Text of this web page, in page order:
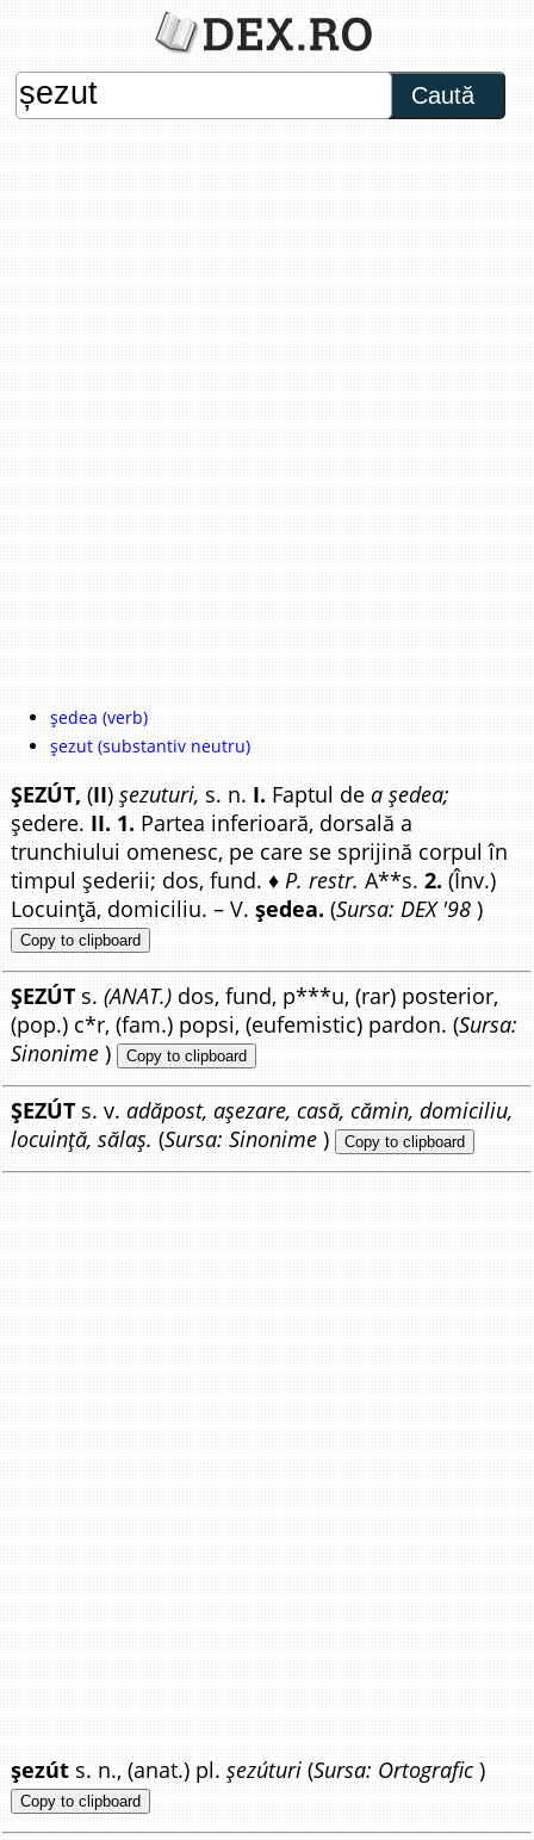
Caută
ședea (verb)
șezut (substantiv neutru)
ȘEZÚT, (II)șezuturi, s. n. I. Faptul dea ședea;
ședere. II. 1. Partea inferioară, dorsală a
trunchiului omenesc, pe care se sprijină corpul în
timpul șederii; dos, fund. ♦P. restr. A**s.2. (Înv.)
Locuință, domiciliu. – V.ședea. (Sursa: DEX '98 )
Copy to clipboard
ȘEZÚT s.(ANAT.) dos, fund, p***u, (rar) posterior,
(pop.) c*r, (fam.) popsi, (eufemistic) pardon. (Sursa:
Sinonime ) Copy to clipboard
ȘEZÚT s. v.adăpost, așezare, casă, cămin, domiciliu,
locuință, sălaș. (Sursa: Sinonime ) Copy to clipboard
șezút s. n., (anat.) pl.șezúturi (Sursa: Ortografic )
Copy to clipboard